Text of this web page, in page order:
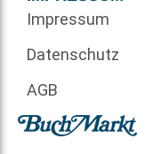
Impressum
Datenschutz
AGB